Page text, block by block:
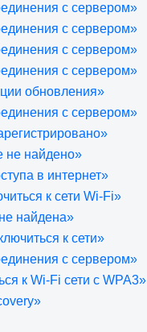
с сервером»
с сервером»
с сервером»
с сервером»
обновления»
с сервером»
не найдено»
в интернет»
к сети Wi-Fi»
найдена»
к сети»
с сервером»
к Wi-Fi сети с WPA3»